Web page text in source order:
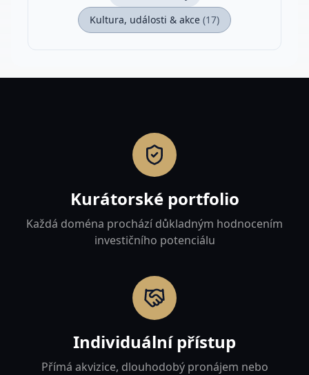
Kultura, události & akce (17)
Kurátorské portfolio
Každá doména prochází důkladným hodnocením
investičního potenciálu
Individuální přístup
Přímá akvizice, dlouhodobý pronájem nebo